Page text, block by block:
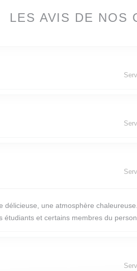
LES AVIS DE NOS
délicieuse, une atmosphère
étudiants et certains membres du